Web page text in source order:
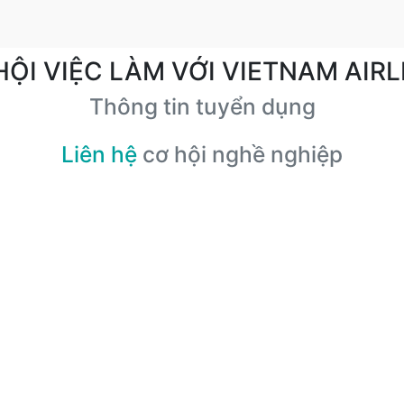
VIỆC LÀM VỚI VIETNAM
Thông tin tuyển dụng
Liên hệ cơ hội nghề nghiệp